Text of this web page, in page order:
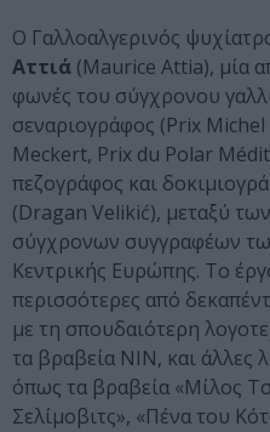
Ο Γαλλοαλγερινός
Αττιά (Maurice Attia), μία
φωνές του σύγχρονου
σεναριογράφος (Prix
Meckert, Prix du Polar
πεζογράφος και
(Dragan Velikić), μεταξύ
σύγχρονων συγγραφέων
Κεντρικής Ευρώπης. Το
περισσότερες από
με τη σπουδαιότερη
τα βραβεία NIN, και άλλες
όπως τα βραβεία «Μίλος
Σελίμοβιτς», «Πένα του